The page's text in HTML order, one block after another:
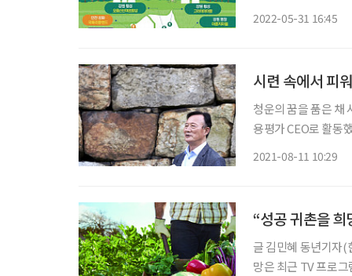
2022-05-31 16:45
시련 속에서 피
청운의 꿈을 품은 채
용평가 CEO로 활동
2021-08-11 10:29
“성공 귀촌을
글 김민혜 동년기자(한국농어촌공사 창
망은 최근 TV 프로